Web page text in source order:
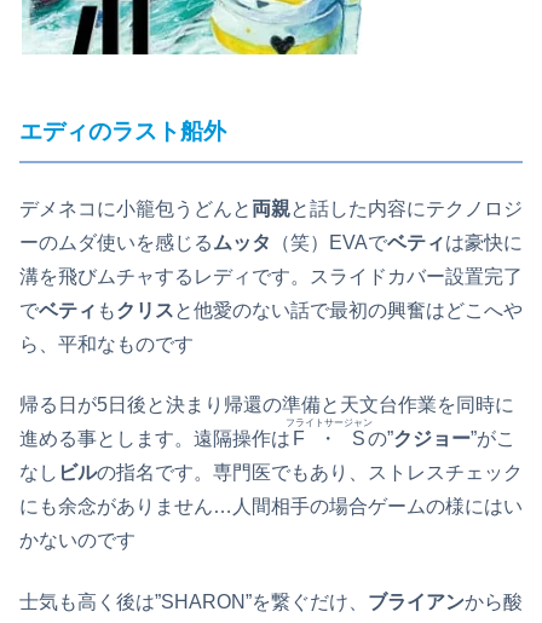
エディのラスト船外
デメネコに小籠包うどんと 両親と話した内容にテクノロジ
ーのムダ使いを感じるムッタ （笑）EVAでベティは豪快に
溝を飛びムチャするレディです。スライドカバー設置完了
でベティ もクリスと他愛のない話で最初の興奮はどこへや
ら、平和なものです
帰る日が5日後と決まり帰還の準備と天文台作業を同時に
進める事とします。遠隔操作は F・S
フライトサージャン
の”クジョー”がこ
なし ビルの指名です。専門医でもあり、ストレスチェック
にも余念がありません…人間相手の場合ゲームの様にはい
かないのです
士気も高く後は”SHARON”を繋ぐだけ、 ブライアンから酸